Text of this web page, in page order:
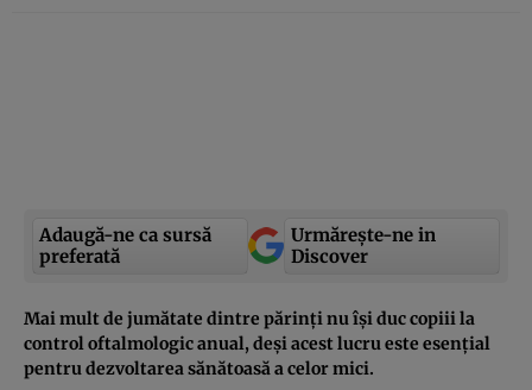
Adaugă-ne ca sursă
preferată
Urmărește-ne in
Discover
Mai mult de jumătate dintre părinți nu își duc copiii la
control oftalmologic anual, deși acest lucru este esențial
pentru dezvoltarea sănătoasă a celor mici.